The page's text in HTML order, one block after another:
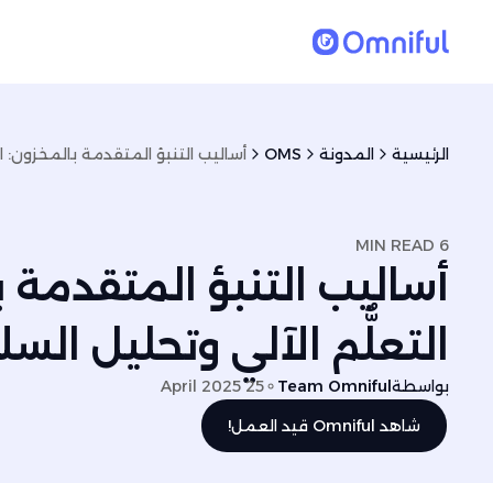
الرئيسية المدونة OMS
6 MIN READ
أساليب التنبؤ المتقدمة
التعلُّم الآلي وتحليل
بواسطةTeam Omniful
25 April 2025
شاهد Omniful قيد العمل!